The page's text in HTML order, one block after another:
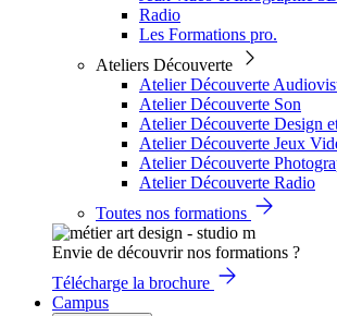
Radio
Les Formations pro.
Ateliers Découverte
Atelier Découverte
Atelier Découverte Son
Atelier Découverte Design
Atelier Découverte Jeux
Atelier Découverte
Atelier Découverte Radio
Toutes nos formations
Envie de découvrir nos formations ?
Télécharge la brochure
Campus